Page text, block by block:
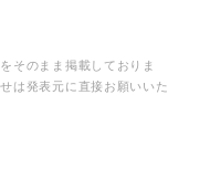
そのまま掲載しておりま
は発表元に直接お願いいた